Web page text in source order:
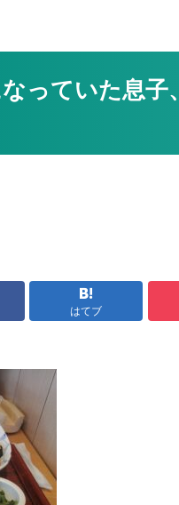
っていた息子
はてブ